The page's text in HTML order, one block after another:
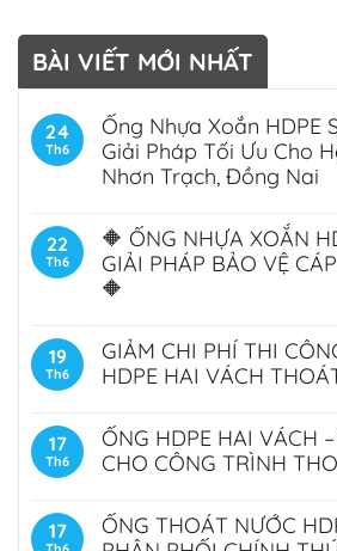
BÀI VIẾT MỚI NHẤT
24
Th6
Ống Nhựa Xoắn HDPE
Giải Pháp Tối Ưu Cho
Nhơn Trạch, Đồng Nai
22
Th6
🔶 ỐNG NHỰA XOẮN
GIẢI PHÁP BẢO VỆ
🔶
19
Th6
GIẢM CHI PHÍ THI
HDPE HAI VÁCH
17
Th6
ỐNG HDPE HAI VÁCH
CHO CÔNG TRÌNH
17
ỐNG THOÁT NƯỚC